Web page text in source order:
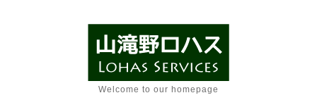
Welcome to our homepage